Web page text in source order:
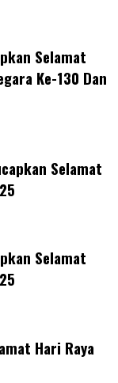
Selamat
Ke-130 Dan
Selamat
Selamat
Hari Raya